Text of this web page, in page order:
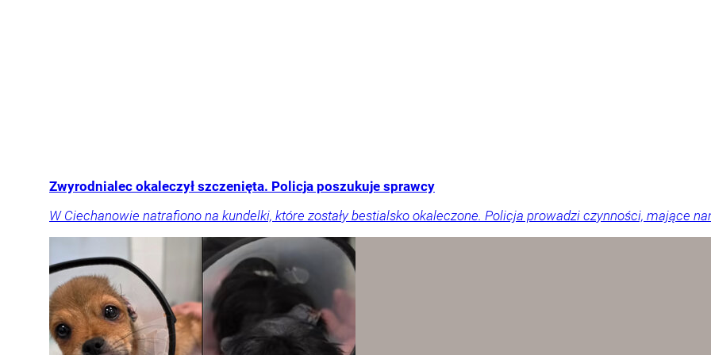
Zwyrodnialec okaleczył szczenięta. Policja poszukuje sprawcy
W Ciechanowie natrafiono na kundelki, które zostały bestialsko okaleczone. Policja prowadzi czynności, mające